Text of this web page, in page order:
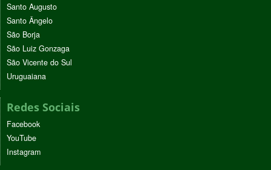
Santo Augusto
Santo Ângelo
São Borja
São Luiz Gonzaga
São Vicente do Sul
Uruguaiana
Redes Sociais
Facebook
YouTube
Instagram